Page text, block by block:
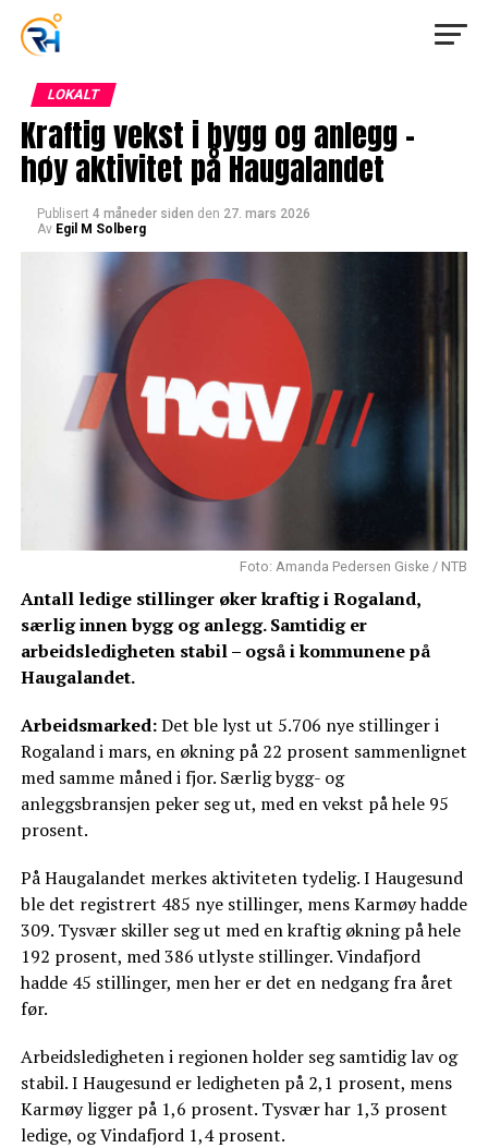
LOKALT
Kraftig vekst i bygg og anlegg –
høy aktivitet på Haugalandet
Publisert 4 måneder siden den 27. mars 2026
Av Egil M Solberg
Foto: Amanda Pedersen Giske / NTB
Antall ledige stillinger øker kraftig i Rogaland,
særlig innen bygg og anlegg. Samtidig er
arbeidsledigheten stabil – også i kommunene på
Haugalandet.
Arbeidsmarked:Det ble lyst ut 5.706 nye stillinger i
Rogaland i mars, en økning på 22 prosent sammenlignet
med samme måned i fjor. Særlig bygg- og
anleggsbransjen peker seg ut, med en vekst på hele 95
prosent.
På Haugalandet merkes aktiviteten tydelig. I Haugesund
ble det registrert 485 nye stillinger, mens Karmøy hadde
309. Tysvær skiller seg ut med en kraftig økning på hele
192 prosent, med 386 utlyste stillinger. Vindafjord
hadde 45 stillinger, men her er det en nedgang fra året
før.
Arbeidsledigheten i regionen holder seg samtidig lav og
stabil. I Haugesund er ledigheten på 2,1 prosent, mens
Karmøy ligger på 1,6 prosent. Tysvær har 1,3 prosent
ledige, og Vindafjord 1,4 prosent.